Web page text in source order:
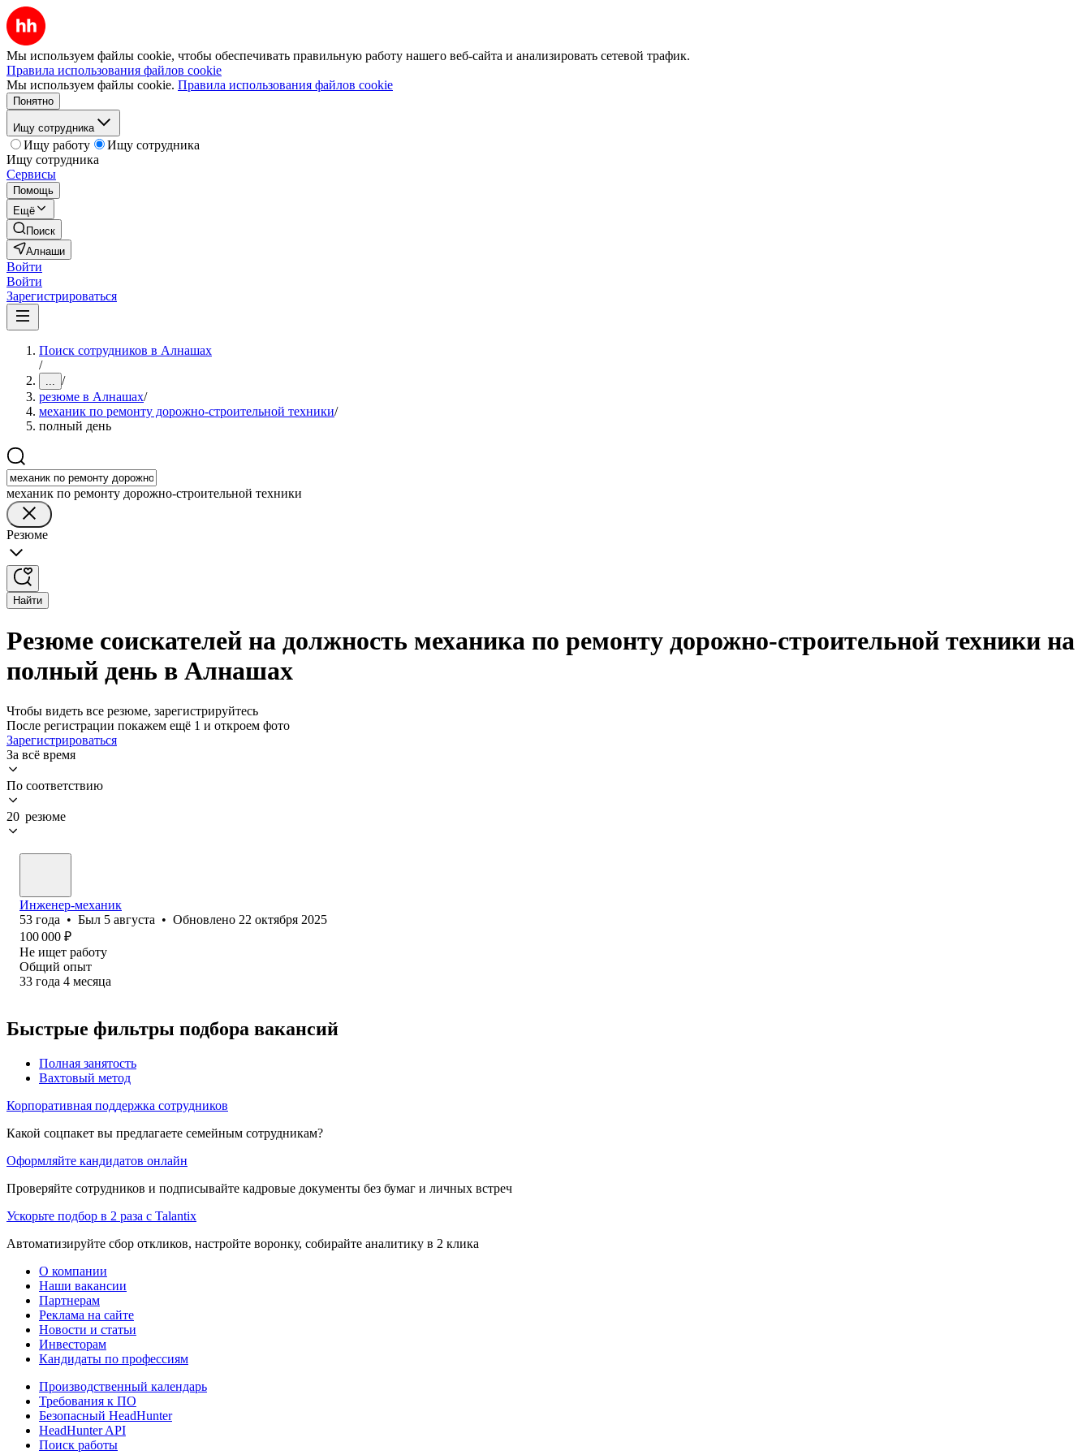
Мы используем файлы cookie, чтобы обеспечивать правильную работу нашего веб-сайта и анализировать сетевой трафик.
Правила использования файлов cookie
Мы используем файлы cookie. Правила использования файлов cookie
Понятно
Ищу сотрудника
Ищу работу
Ищу сотрудника
Ищу сотрудника
Сервисы
Помощь
Ещё
Поиск
Алнаши
Войти
Войти
Зарегистрироваться
Поиск сотрудников в Алнашах
/
... /
резюме в Алнашах/
механик по ремонту дорожно-строительной техники/
полный день
механик по ремонту дорожно-строительной техники
Резюме
Найти
Резюме соискателей на должность механика по ремонту дорожно-строительной техники на
полный день в Алнашах
Чтобы видеть все резюме, зарегистрируйтесь
После регистрации покажем ещё 1 и откроем фото
Зарегистрироваться
За всё время
По соответствию
20 резюме
Инженер-механик
53 года • Был 5 августа • Обновлено 22 октября 2025
100 000 ₽
Не ищет работу
Общий опыт
33 года 4 месяца
Быстрые фильтры подбора вакансий
Полная занятость
Вахтовый метод
Корпоративная поддержка сотрудников
Какой соцпакет вы предлагаете семейным сотрудникам?
Оформляйте кандидатов онлайн
Проверяйте сотрудников и подписывайте кадровые документы без бумаг и личных встреч
Ускорьте подбор в 2 раза с Talantix
Автоматизируйте сбор откликов, настройте воронку, собирайте аналитику в 2 клика
О компании
Наши вакансии
Партнерам
Реклама на сайте
Новости и статьи
Инвесторам
Кандидаты по профессиям
Производственный календарь
Требования к ПО
Безопасный HeadHunter
HeadHunter API
Поиск работы